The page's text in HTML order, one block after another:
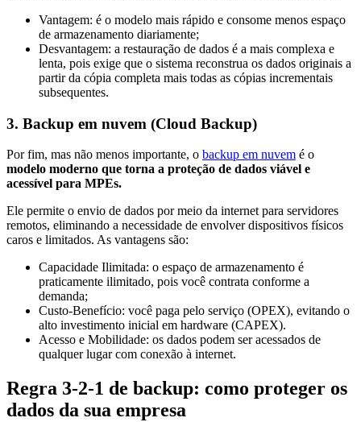
Vantagem: é o modelo mais rápido e consome menos espaço
de armazenamento diariamente;
Desvantagem: a restauração de dados é a mais complexa e
lenta, pois exige que o sistema reconstrua os dados originais a
partir da cópia completa mais todas as cópias incrementais
subsequentes.
3. Backup em nuvem (Cloud Backup)
Por fim, mas não menos importante, o backup em nuvem é o
modelo moderno que torna a proteção de dados viável e
acessível para MPEs.
Ele permite o envio de dados por meio da internet para servidores
remotos, eliminando a necessidade de envolver dispositivos físicos
caros e limitados. As vantagens são:
Capacidade Ilimitada: o espaço de armazenamento é
praticamente ilimitado, pois você contrata conforme a
demanda;
Custo-Benefício: você paga pelo serviço (OPEX), evitando o
alto investimento inicial em hardware (CAPEX).
Acesso e Mobilidade: os dados podem ser acessados de
qualquer lugar com conexão à internet.
Regra 3-2-1 de backup: como proteger os
dados da sua empresa